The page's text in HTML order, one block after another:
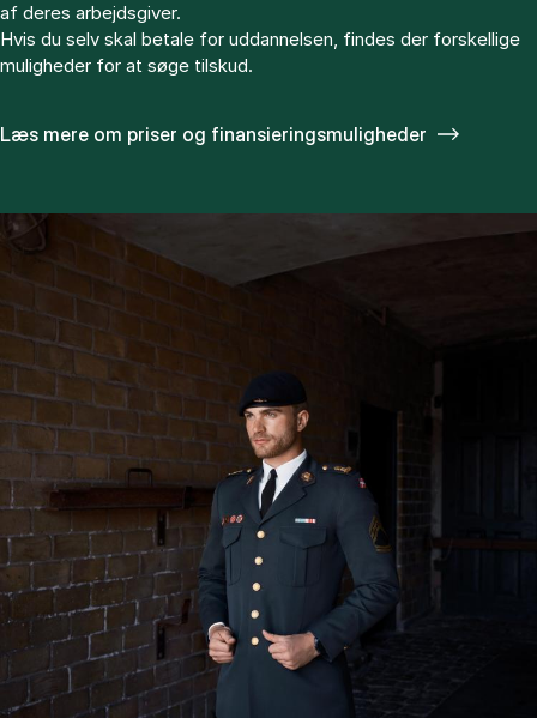
af de­res ar­bejds­gi­ver.
Hvis du selv skal be­ta­le for ud­dan­nel­sen, fin­des der for­skel­li­ge
mu­lig­he­der for at søge til­skud.
Læs mere om priser og finansieringsmuligheder